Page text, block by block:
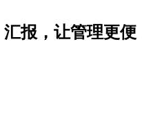
报，让管理更便